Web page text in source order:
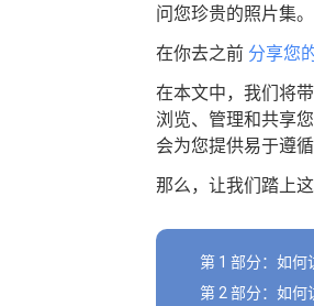
问您珍贵的照片集。
在你去之前 分享您
在本文中，我们将
浏览、管理和共享
会为您提供易于遵
那么，让我们踏上
第 1 部分：如何
第 2 部分：如何